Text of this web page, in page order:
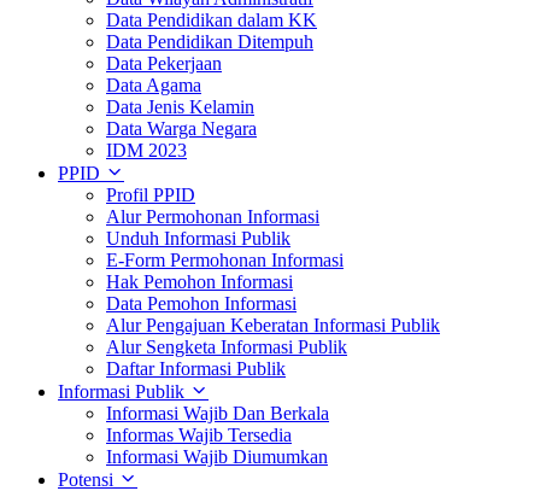
Data Pendidikan dalam KK
Data Pendidikan Ditempuh
Data Pekerjaan
Data Agama
Data Jenis Kelamin
Data Warga Negara
IDM 2023
PPID
Profil PPID
Alur Permohonan Informasi
Unduh Informasi Publik
E-Form Permohonan Informasi
Hak Pemohon Informasi
Data Pemohon Informasi
Alur Pengajuan Keberatan Informasi Publik
Alur Sengketa Informasi Publik
Daftar Informasi Publik
Informasi Publik
Informasi Wajib Dan Berkala
Informas Wajib Tersedia
Informasi Wajib Diumumkan
Potensi